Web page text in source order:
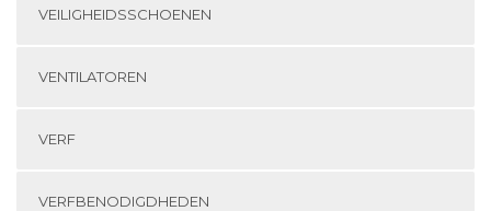
VEILIGHEIDSSCHOENEN
VENTILATOREN
VERF
VERFBENODIGDHEDEN